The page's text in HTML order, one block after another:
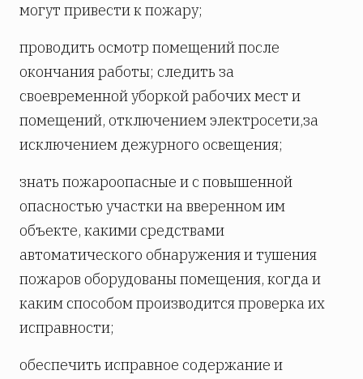
могут привести к пожару;
проводить осмотр помещений после
окончания работы; следить за
своевременной уборкой рабочих мест и
помещений, отключением электросети,за
исключением дежурного освещения;
знать пожароопасные и с повышенной
опасностью участки на вверенном им
объекте, какими средствами
автоматического обнаружения и тушения
пожаров оборудованы помещения, когда и
каким способом производится проверка их
исправности;
обеспечить исправное содержание и